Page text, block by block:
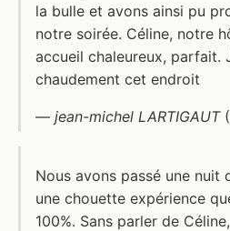
la bulle et avons ainsi pu
notre soirée. Céline, notre
accueil chaleureux, parfait.
chaudement cet endroit
— jean-michel LARTIGAUT
Nous avons passé une nuit
une chouette expérience
100%. Sans parler de